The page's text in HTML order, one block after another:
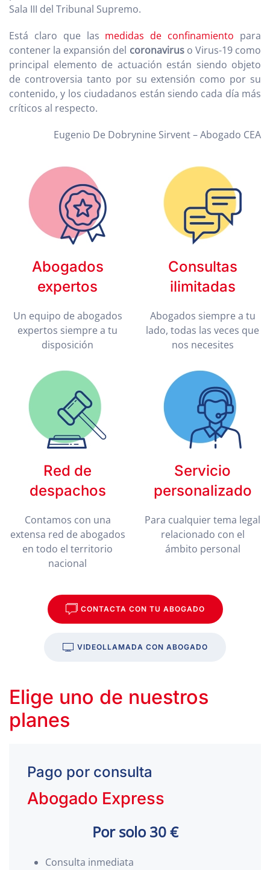
Sala III del Tribunal Supremo.
Está claro que las medidas de confinamiento para
contener la expansión del coronaviruso Virus-19 como
principal elemento de actuación están siendo objeto
de controversia tanto por su extensión como por su
contenido, y los ciudadanos están siendo cada día más
críticos al respecto.
Eugenio De Dobrynine Sirvent – Abogado CEA
Abogados
expertos
Un equipo de abogados
expertos siempre a tu
disposición
Consultas
ilimitadas
Abogados siempre a tu
lado, todas las veces que
nos necesites
Red de
despachos
Contamos con una
extensa red de abogados
en todo el territorio
nacional
Servicio
personalizado
Para cualquier tema legal
relacionado con el
ámbito personal
CONTACTA CON TU ABOGADO
VIDEOLLAMADA CON ABOGADO
Elige uno de nuestros
planes
Pago por consulta
Abogado Express
Por solo 30 €
Consulta inmediata